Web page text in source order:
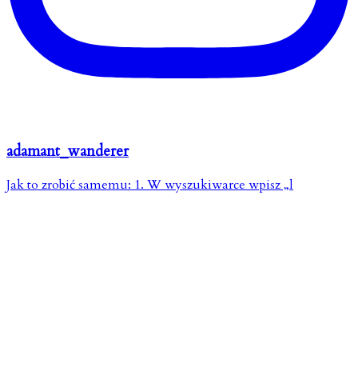
adamant_wanderer
Jak to zrobić samemu: 1. W wyszukiwarce wpisz „l